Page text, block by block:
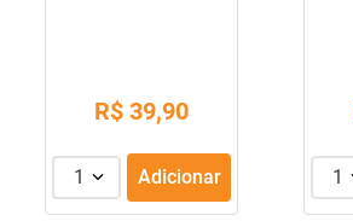
R$ 39,90
1 Adicionar 1